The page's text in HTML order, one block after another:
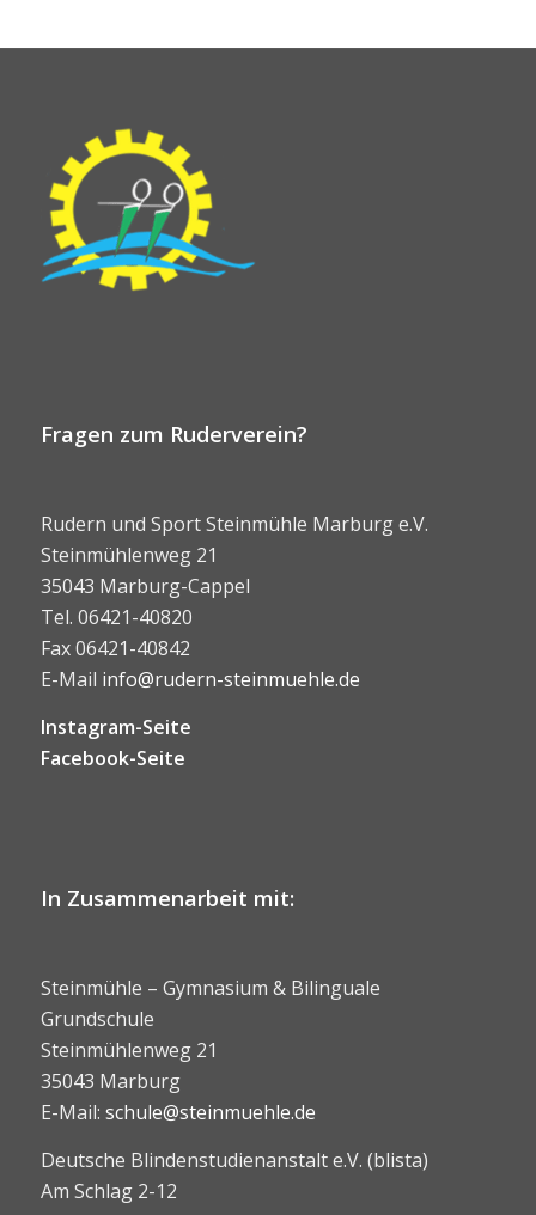
Fragen zum Ruderverein?
Rudern und Sport Steinmühle Marburg e.V.
Steinmühlenweg 21
35043 Marburg-Cappel
Tel. 06421-40820
Fax 06421-40842
E-Mail info@rudern-steinmuehle.de
Instagram-Seite
Facebook-Seite
In Zusammenarbeit mit:
Steinmühle – Gymnasium & Bilinguale
Grundschule
Steinmühlenweg 21
35043 Marburg
E-Mail: schule@steinmuehle.de
Deutsche Blindenstudienanstalt e.V. (blista)
Am Schlag 2-12